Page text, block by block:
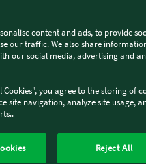
content and ads, to provide
our traffic. We also share
our social media, advertising and
Cookies", you agree to the storing of
site navigation, analyze site usage,
Reject All